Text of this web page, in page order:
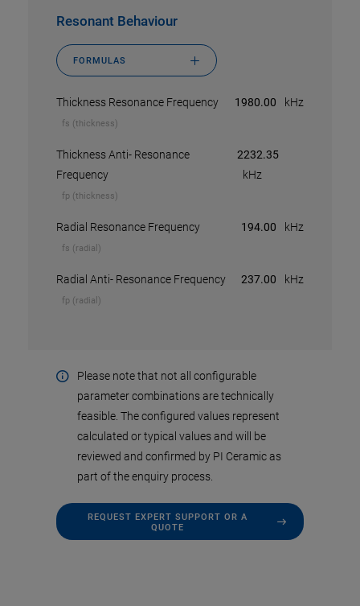
vtD (m/s)
Z33 (MRayl (1e6 kg/m²/s))
Qm ()
Resonant Behaviour
FORMULAS
Thickness Resonance Frequency 1980.00 kHz
fs (thickness)
Thickness Anti- Resonance
Frequency
2232.35
kHz
fp (thickness)
Radial Resonance Frequency 194.00 kHz
fs (radial)
Radial Anti- Resonance Frequency 237.00 kHz
fp (radial)
Please note that not all configurable
parameter combinations are technically
feasible. The configured values represent
calculated or typical values and will be
reviewed and confirmed by PI Ceramic as
part of the enquiry process.
REQUEST EXPERT SUPPORT OR A
QUOTE